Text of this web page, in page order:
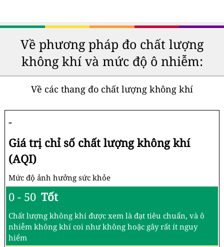
Về phương pháp đo chất lượng
không khí và mức độ ô nhiễm:
Về các thang đo chất lượng không khí
-
Giá trị chỉ số chất lượng không khí
(AQI)
Mức độ ảnh hưởng sức khỏe
0 - 50 Tốt
Chất lượng không khí được xem là đạt tiêu chuẩn, và ô
nhiễm không khí coi như không hoặc gây rất ít nguy
hiểm